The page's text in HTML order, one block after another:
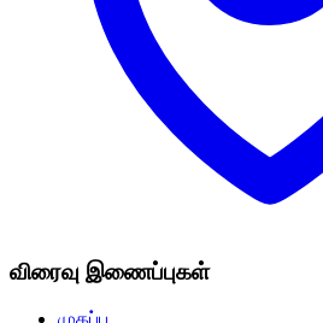
விரைவு இணைப்புகள்
முகப்பு